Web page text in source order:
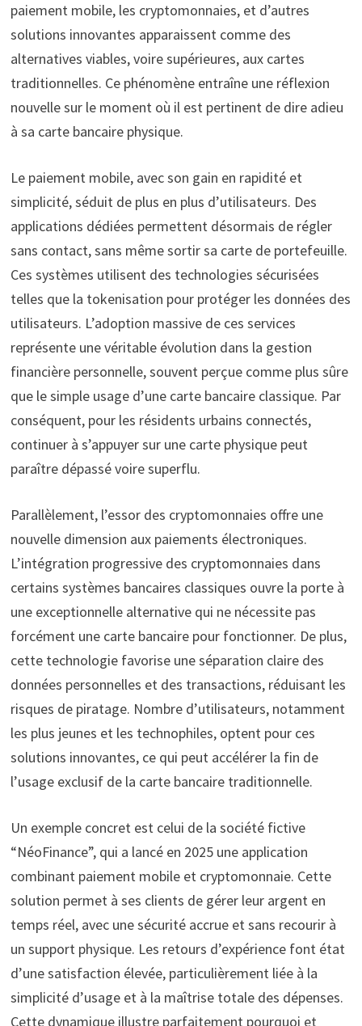
paiement mobile, les cryptomonnaies, et d’autres
solutions innovantes apparaissent comme des
alternatives viables, voire supérieures, aux cartes
traditionnelles. Ce phénomène entraîne une réflexion
nouvelle sur le moment où il est pertinent de dire adieu
à sa carte bancaire physique.
Le paiement mobile, avec son gain en rapidité et
simplicité, séduit de plus en plus d’utilisateurs. Des
applications dédiées permettent désormais de régler
sans contact, sans même sortir sa carte de portefeuille.
Ces systèmes utilisent des technologies sécurisées
telles que la tokenisation pour protéger les données des
utilisateurs. L’adoption massive de ces services
représente une véritable évolution dans la gestion
financière personnelle, souvent perçue comme plus sûre
que le simple usage d’une carte bancaire classique. Par
conséquent, pour les résidents urbains connectés,
continuer à s’appuyer sur une carte physique peut
paraître dépassé voire superflu.
Parallèlement, l’essor des cryptomonnaies offre une
nouvelle dimension aux paiements électroniques.
L’intégration progressive des cryptomonnaies dans
certains systèmes bancaires classiques ouvre la porte à
une exceptionnelle alternative qui ne nécessite pas
forcément une carte bancaire pour fonctionner. De plus,
cette technologie favorise une séparation claire des
données personnelles et des transactions, réduisant les
risques de piratage. Nombre d’utilisateurs, notamment
les plus jeunes et les technophiles, optent pour ces
solutions innovantes, ce qui peut accélérer la fin de
l’usage exclusif de la carte bancaire traditionnelle.
Un exemple concret est celui de la société fictive
“NéoFinance”, qui a lancé en 2025 une application
combinant paiement mobile et cryptomonnaie. Cette
solution permet à ses clients de gérer leur argent en
temps réel, avec une sécurité accrue et sans recourir à
un support physique. Les retours d’expérience font état
d’une satisfaction élevée, particulièrement liée à la
simplicité d’usage et à la maîtrise totale des dépenses.
Cette dynamique illustre parfaitement pourquoi et